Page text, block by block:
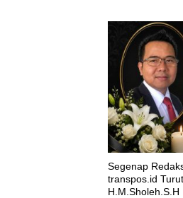
Segenap
transpos.id
H.M.Sholeh.S.H